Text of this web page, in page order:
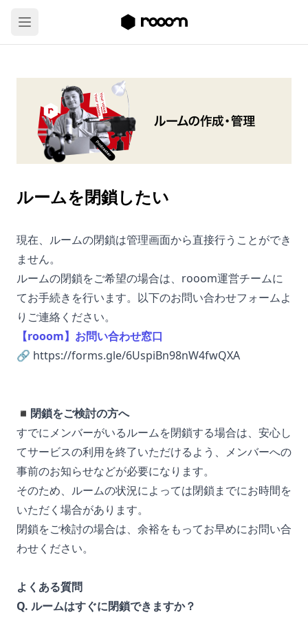
ルームを閉鎖したい
現在、ルームの閉鎖は管理画面から直接行うことができ
ません。
ルームの閉鎖をご希望の場合は、rooom運営チームに
てお手続きを行います。以下のお問い合わせフォームよ
りご連絡ください。
【rooom】お問い合わせ窓口
🔗 https://forms.gle/6UspiBn98nW4fwQXA
◾️閉鎖をご検討の方へ
すでにメンバーがいるルームを閉鎖する場合は、安心し
てサービスの利用を終了いただけるよう、メンバーへの
事前のお知らせなどが必要になります。
そのため、ルームの状況によっては閉鎖までにお時間を
いただく場合があります。
閉鎖をご検討の場合は、余裕をもってお早めにお問い合
わせください。
よくある質問
Q. ルームはすぐに閉鎖できますか？